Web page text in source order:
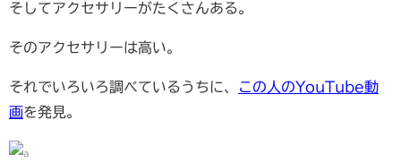
そしてアクセサリーがたくさんある。
そのアクセサリーは高い。
それでいろいろ調べているうちに、
この人のYouTube動
画を発見。